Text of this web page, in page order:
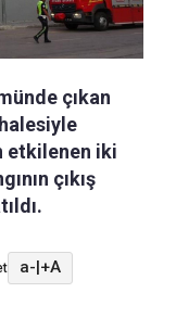
çıkan
etkilenen iki
çıkış
a-|+A